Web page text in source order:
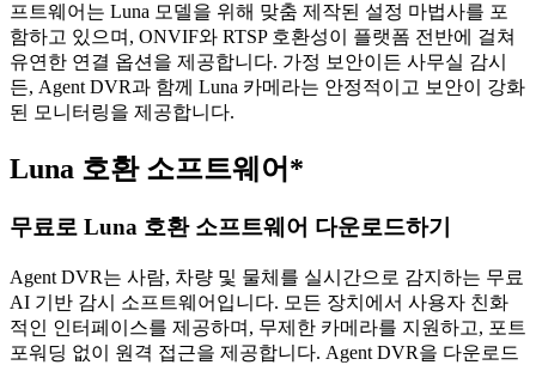
프트웨어는 Luna 모델을 위해 맞춤 제작된 설정 마법사를 포
함하고 있으며, ONVIF와 RTSP 호환성이 플랫폼 전반에 걸쳐
유연한 연결 옵션을 제공합니다. 가정 보안이든 사무실 감시
든, Agent DVR과 함께 Luna 카메라는 안정적이고 보안이 강화
된 모니터링을 제공합니다.
Luna 호환 소프트웨어*
무료로 Luna 호환 소프트웨어 다운로드하기
Agent DVR는 사람, 차량 및 물체를 실시간으로 감지하는 무료
AI 기반 감시 소프트웨어입니다. 모든 장치에서 사용자 친화
적인 인터페이스를 제공하며, 무제한 카메라를 지원하고, 포트
포워딩 없이 원격 접근을 제공합니다. Agent DVR을 다운로드